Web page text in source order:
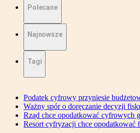
Polecane
Najnowsze
Tagi
Podatek cyfrowy przyniesie
Ważny spór o doręczanie decyzji
Rząd chce opodatkować cyfrowych
Resort cyfryzacji chce opodatkować